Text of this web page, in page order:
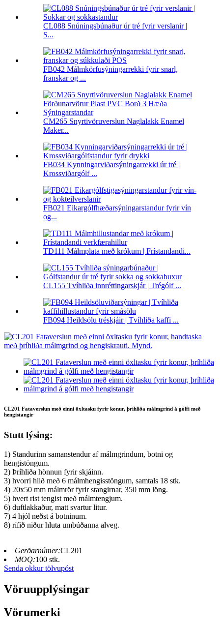
CL088 Snúningsbúnaður úr tré fyrir verslanir |
S...
FB042 Málmkörfusýningarrekki fyrir snarl,
franskar og ...
CM265 Snyrtivöruverslun Naglalakk Enamel
Maker...
FB034 Kynningarviðarsýningarrekki úr tré |
Krossviðargólf ...
FB021 Eikargólfhæðarsýningarstandur fyrir vín
og...
TD111 Málmplata með krókum | Frístandandi...
CL155 Tvíhliða innréttingarskjár | Trégólf ...
FB094 Heildsölu tréskjáir | Tvíhliða kaffi ...
CL201 Fataverslun með einni öxltasku fyrir konur, þríhliða málmgrind á gólfi með
hengistangir
Stutt lýsing:
1) Standurinn samanstendur af málmgrindum, botni og
hengistöngum.
2) Þríhliða hönnun fyrir skjáinn.
3) hvorri hlið með 6 málmhengisstöngum, samtals 18 stk.
4) 20x50 mm málmrör fyrir stangirnar, 350 mm löng.
5) hvert rist tengist með málmtengjum.
6) duftlakkaður, matt svartur litur.
7) 4 hjól neðst á botninum.
8) rífið niður hluta umbúðanna alveg.
Gerðarnúmer:CL201
MOQ:100 stk.
Senda okkur tölvupóst
Vöruupplýsingar
Vörumerki